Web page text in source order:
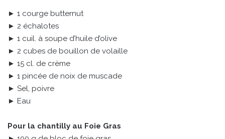
► 1 courge butternut
► 2 échalotes
► 1 cuil. à soupe d’huile d’olive
► 2 cubes de bouillon de volaille
► 15 cl. de crème
► 1 pincée de noix de muscade
► Sel, poivre
► Eau
Pour la chantilly au Foie Gras